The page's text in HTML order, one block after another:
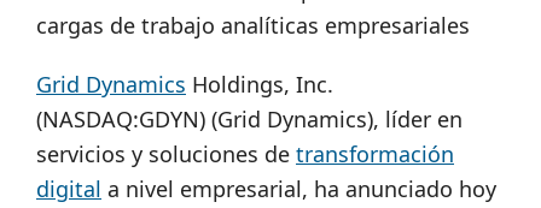
cargas de trabajo analíticas empresariales
Grid Dynamics Holdings, Inc.
(NASDAQ:GDYN) (Grid Dynamics), líder en
servicios y soluciones de transformación
digital a nivel empresarial, ha anunciado hoy